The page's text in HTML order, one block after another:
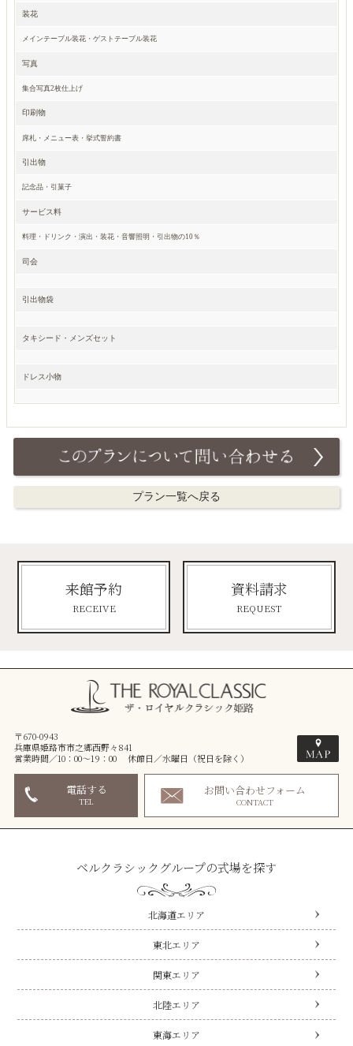
装花
メインテーブル装花・ゲストテーブル装花
写真
集合写真2枚仕上げ
印刷物
席札・メニュー表・挙式誓約書
引出物
記念品・引菓子
サービス料
料理・ドリンク・演出・装花・音響照明・引出物の10％
司会
引出物袋
タキシード・メンズセット
ドレス小物
プラン一覧へ戻る
来館予約
RECEIVE
資料請求
REQUEST
〒670-0943
兵庫県姫路市市之郷西野々841
営業時間／10：00～19：00 休館日／水曜日（祝日を除く）
電話する
TEL
お問い合わせフォーム
CONTACT
ベルクラシックグループの式場を探す
北海道エリア
東北エリア
関東エリア
北陸エリア
東海エリア